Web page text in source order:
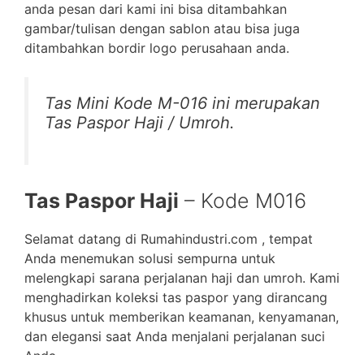
anda pesan dari kami ini bisa ditambahkan
gambar/tulisan dengan sablon atau bisa juga
ditambahkan bordir logo perusahaan anda.
Tas Mini Kode M-016 ini merupakan
Tas Paspor Haji / Umroh.
Tas Paspor Haji – Kode M016
Selamat datang di Rumahindustri.com , tempat
Anda menemukan solusi sempurna untuk
melengkapi sarana perjalanan haji dan umroh. Kami
menghadirkan koleksi tas paspor yang dirancang
khusus untuk memberikan keamanan, kenyamanan,
dan elegansi saat Anda menjalani perjalanan suci